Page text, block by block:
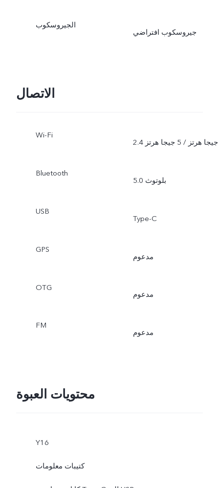
الجيروسكوب
جيروسكوب افتراضي
الاتصال
Wi-Fi
2.4 جيجا هرتز / 5 جيجا هرتز
Bluetooth
بلوتوث 5.0
USB
Type-C
GPS
مدعوم
OTG
مدعوم
FM
مدعوم
محتويات العبوة
Y16
كتيبات معلومات